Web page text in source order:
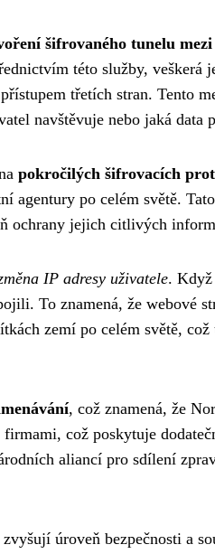
šifrovaného tunelu
této služby, veškerá
třetích stran.
navštěvuje nebo jaká data
pokročilých šifrovacích
agentury po celém světě.
ochrany jejich citlivých
IP adresy uživatele. Když
To znamená, že
zemí po celém světě,
, což znamená, že
což poskytuje
aliancí pro sdílení
úroveň bezpečnosti a